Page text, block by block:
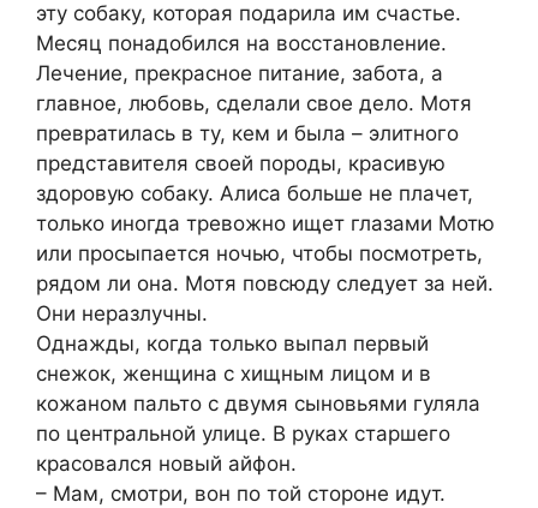
эту собаку, которая подарила им счастье.
Месяц понадобился на восстановление.
Лечение, прекрасное питание, забота, а
главное, любовь, сделали свое дело. Мотя
превратилась в ту, кем и была – элитного
представителя своей породы, красивую
здоровую собаку. Алиса больше не плачет,
только иногда тревожно ищет глазами Мотю
или просыпается ночью, чтобы посмотреть,
рядом ли она. Мотя повсюду следует за ней.
Они неразлучны.
Однажды, когда только выпал первый
снежок, женщина с хищным лицом и в
кожаном пальто с двумя сыновьями гуляла
по центральной улице. В руках старшего
красовался новый айфон.
– Мам, смотри, вон по той стороне идут.